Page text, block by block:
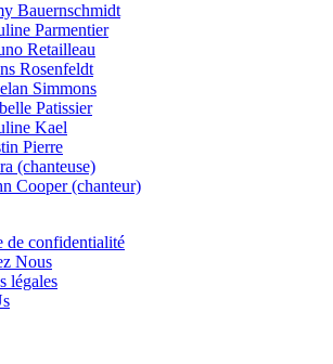
Bauernschmidt
Parmentier
Retailleau
Rosenfeldt
Simmons
Patissier
Kael
Pierre
(chanteuse)
Cooper (chanteur)
de confidentialité
Nous
légales